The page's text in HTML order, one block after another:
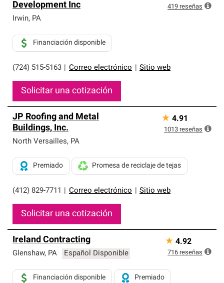
Development Inc
Irwin, PA
(724) 515-5163 Correo electrónico Sitio web
Financiación disponible
Solicitar una cotización
419 reseñas
JP Roofing and Metal
Buildings, Inc.
North Versailles, PA
(412) 829-7711 Correo electrónico Sitio web
Premiado Promesa de reciclaje de tejas
Solicitar una cotización
★ 4.91
1013 reseñas
Ireland Contracting
Glenshaw, PA Español Disponible
Financiación disponible Premiado
★ 4.92
716 reseñas